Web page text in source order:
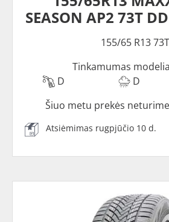
SEASON AP2 73T
155/65 R13 73T
Tinkamumas
D
D
Šiuo metu prekės neturime
Atsiėmimas rugpjūčio 10 d.